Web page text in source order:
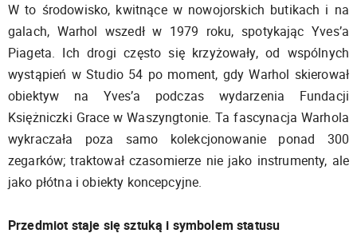
W to środowisko, kwitnące w nowojorskich butikach i na
galach, Warhol wszedł w 1979 roku, spotykając Yves’a
Piageta. Ich drogi często się krzyżowały, od wspólnych
wystąpień w Studio 54 po moment, gdy Warhol skierował
obiektyw na Yves’a podczas wydarzenia Fundacji
Księżniczki Grace w Waszyngtonie. Ta fascynacja Warhola
wykraczała poza samo kolekcjonowanie ponad 300
zegarków; traktował czasomierze nie jako instrumenty, ale
jako płótna i obiekty koncepcyjne.
Przedmiot staje się sztuką i symbolem statusu